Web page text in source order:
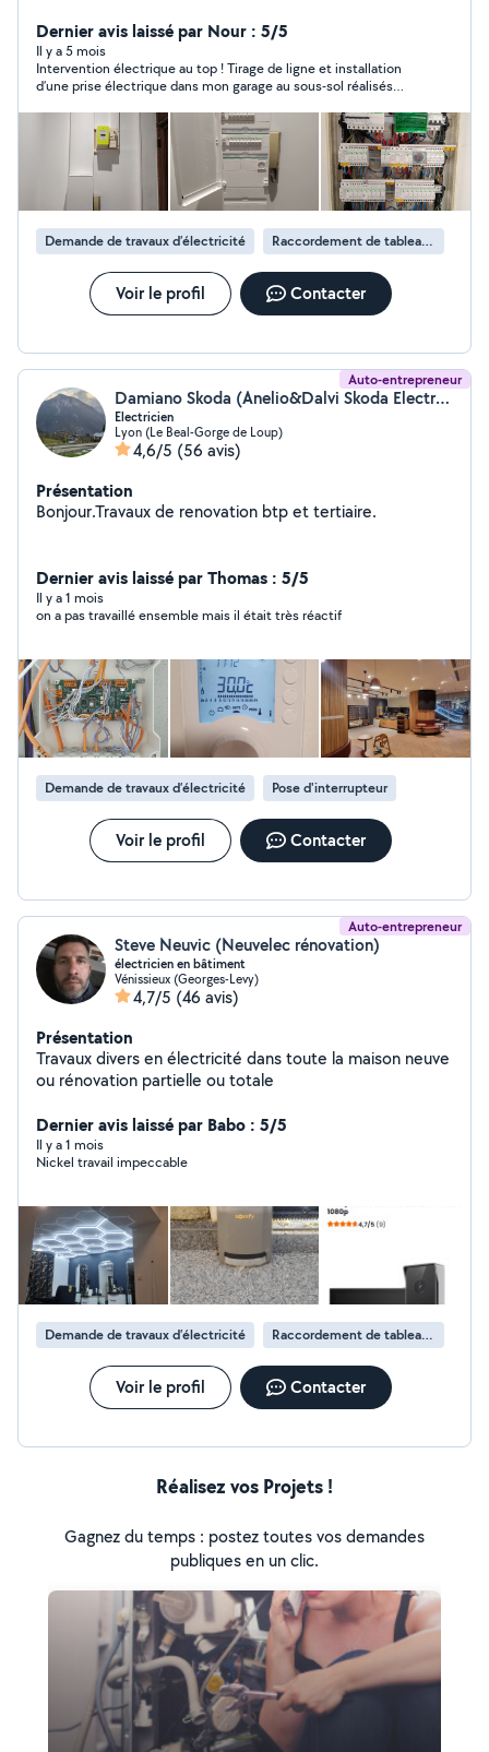
de votre budget. Assurance Décennale à jour Devis
gratuit
Dernier avis laissé par Nour : 5/5
Il y a 5 mois
Intervention électrique au top ! Tirage de ligne et installation
d’une prise électrique dans mon garage au sous-sol réalisés
conforme à mes attentes. Ponctuel, efficace et de bon conseil.
Je recommande sans hésitation pour vos travaux d’électricité.
Merci encore pour cette intervention de qualité !
Demande de travaux d’électricité Raccordement de tableau électrique
Voir le profil Contacter
Auto-entrepreneur
Damiano Skoda (Anelio&Dalvi Skoda Electricite)
Electricien
Lyon (Le Beal-Gorge de Loup)
4,6/5 (56 avis)
Présentation
Bonjour.Travaux de renovation btp et tertiaire.
Dernier avis laissé par Thomas : 5/5
Il y a 1 mois
on a pas travaillé ensemble mais il était très réactif
Demande de travaux d’électricité Pose d'interrupteur
Voir le profil Contacter
Auto-entrepreneur
Steve Neuvic (Neuvelec rénovation)
électricien en bâtiment
Vénissieux (Georges-Levy)
4,7/5 (46 avis)
Présentation
Travaux divers en électricité dans toute la maison neuve
ou rénovation partielle ou totale
Dernier avis laissé par Babo : 5/5
Il y a 1 mois
Nickel travail impeccable
Demande de travaux d’électricité Raccordement de tableau électrique
Voir le profil Contacter
Réalisez vos Projets !
Gagnez du temps : postez toutes vos demandes
publiques en un clic.